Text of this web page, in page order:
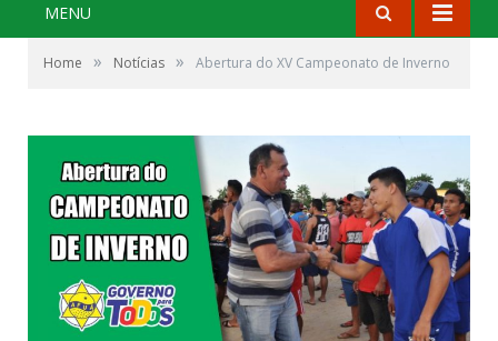
MENU
Home » Notícias » Abertura do XV Campeonato de Inverno